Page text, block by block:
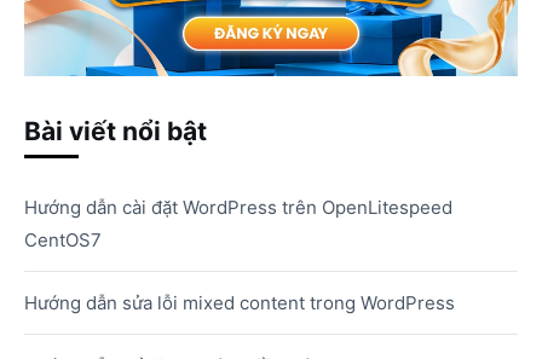
Bài viết nổi bật
Hướng dẫn cài đặt WordPress trên OpenLitespeed
CentOS7
Hướng dẫn sửa lỗi mixed content trong WordPress